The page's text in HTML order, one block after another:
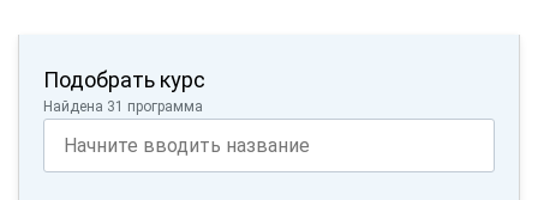
Подобрать курс
Найдена 31 программа